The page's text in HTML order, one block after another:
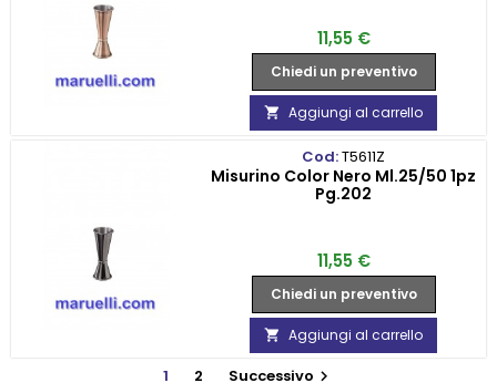
Prezzo
11,55 €
Chiedi un preventivo
 Aggiungi al carrello
Cod:T5611Z
Misurino Color Nero Ml.25/50 1pz
Pg.202
Prezzo
11,55 €
Chiedi un preventivo
 Aggiungi al carrello
1 2 Successivo 